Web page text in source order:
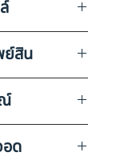
ย์สิน
าพการใช้งาน
อรี่ แอร์
ด